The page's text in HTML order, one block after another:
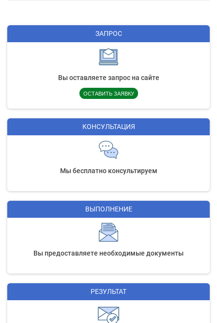
ЗАПРОС
Вы оставляете запрос на сайте
ОСТАВИТЬ ЗАЯВКУ
КОНСУЛЬТАЦИЯ
Мы бесплатно консультируем
ВЫПОЛНЕНИЕ
Вы предоставляете необходимые документы
РЕЗУЛЬТАТ